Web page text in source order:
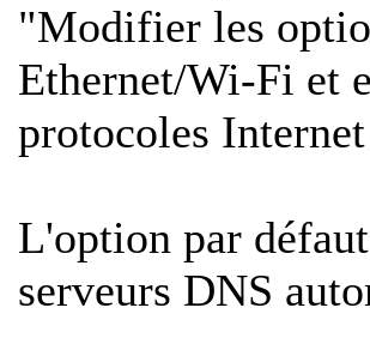
"Modifier les
Ethernet/Wi-Fi et
protocoles
L'option par
serveurs DNS